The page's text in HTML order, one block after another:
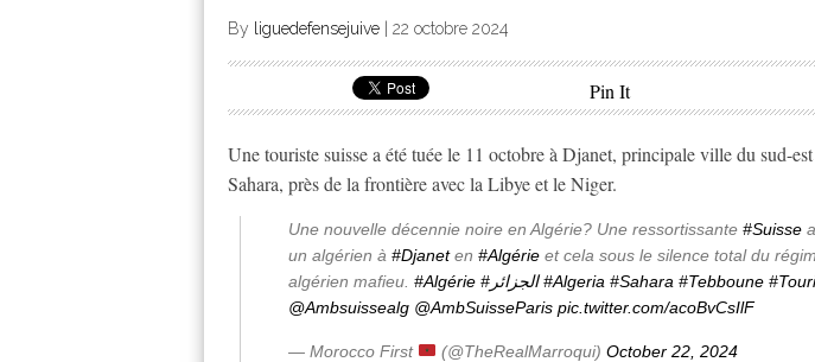
By liguedefensejuive 22 octobre 2024
Pin It
Une touriste suisse a été tuée le 11 octobre à Djanet, principale ville du sud-
Sahara, près de la frontière avec la Libye et le Niger.
Une nouvelle décennie noire en Algérie? Une ressortissante #Suisse
un algérien à #Djaneten #Algérie et cela sous le silence total du
algérien mafieu. #Algérie #الجزائر #Algeria #Sahara #Tebboune
@Ambsuissealg @AmbSuisseParis pic.twitter.com/acoBvCsIlF
— Morocco First (@TheRealMarroqui) October 22, 2024